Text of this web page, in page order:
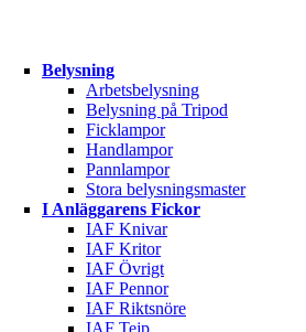
Belysning
Arbetsbelysning
Belysning på Tripod
Ficklampor
Handlampor
Pannlampor
Stora belysningsmaster
I Anläggarens Fickor
IAF Knivar
IAF Kritor
IAF Övrigt
IAF Pennor
IAF Riktsnöre
IAF Tejp